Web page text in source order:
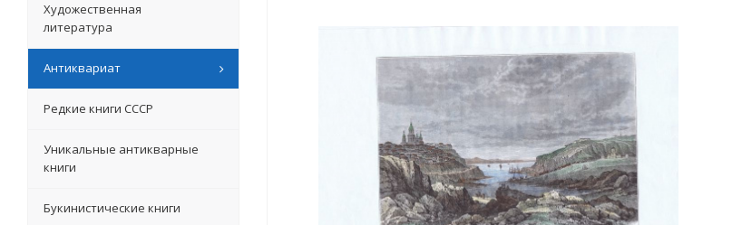
Художественная
литература
Антиквариат
Редкие книги СССР
Уникальные антикварные
книги
Букинистические книги